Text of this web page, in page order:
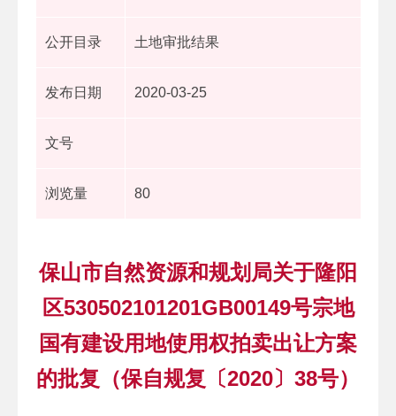
公开目录 土地审批结果
发布日期 2020-03-25
文号
浏览量 80
保山市自然资源和规划局关于隆阳
区530502101201GB00149号宗地
国有建设用地使用权拍卖出让方案
的批复（保自规复〔2020〕38号）